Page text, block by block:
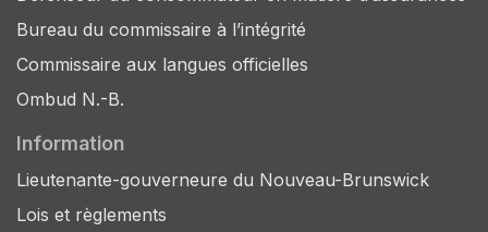
Bureau du commissaire à l’intégrité
Commissaire aux langues officielles
Ombud N.-B.
Information
Lieutenante-gouverneure du Nouveau-Brunswick
Lois et règlements